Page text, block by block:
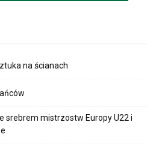
na ścianach
srebrem mistrzostw Europy U22 i